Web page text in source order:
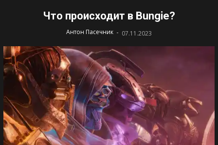
Что происходит в Bungie?
Антон Пасечник - 07.11.2023